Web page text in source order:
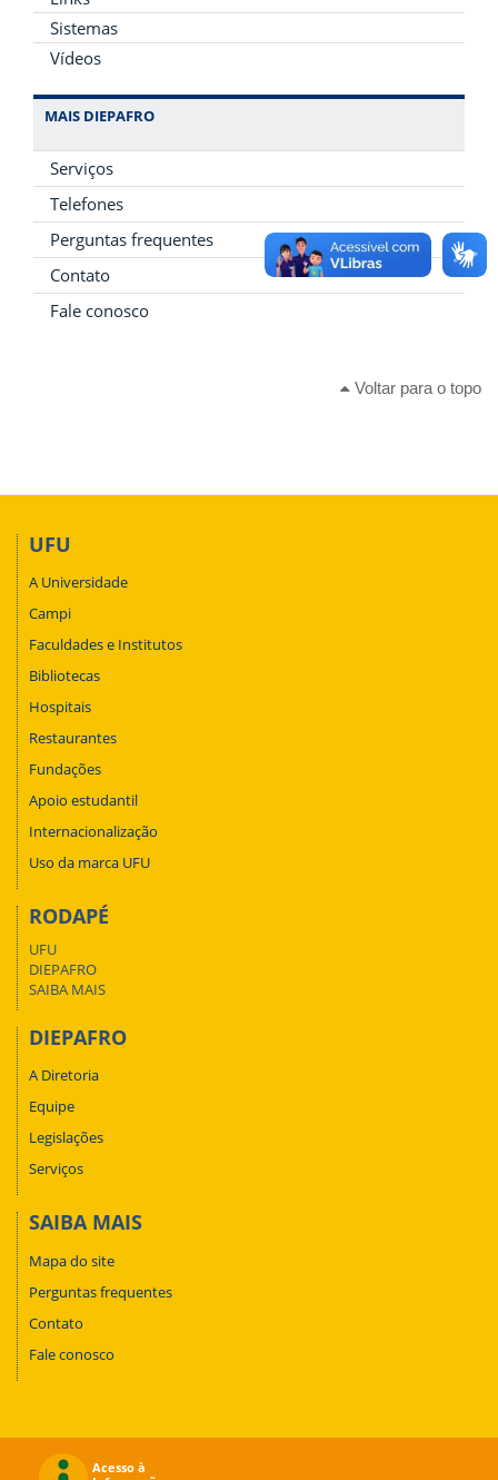
Sistemas
Vídeos
MAIS DIEPAFRO
Serviços
Telefones
Perguntas frequentes
Contato
Fale conosco
Voltar para o topo
UFU
A Universidade
Campi
Faculdades e Institutos
Bibliotecas
Hospitais
Restaurantes
Fundações
Apoio estudantil
Internacionalização
Uso da marca UFU
RODAPÉ
UFU
DIEPAFRO
SAIBA MAIS
DIEPAFRO
A Diretoria
Equipe
Legislações
Serviços
SAIBA MAIS
Mapa do site
Perguntas frequentes
Contato
Fale conosco